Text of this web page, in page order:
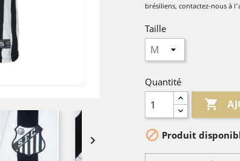

brésiliens, contactez-nous à
Taille
Quantité

 Produit